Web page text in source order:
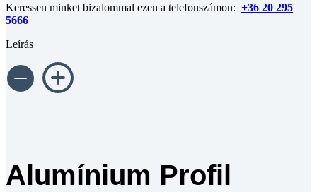
Keressen minket bizalommal ezen a telefonszámon: +36 20 295
5666
Leírás
Alumínium Profil